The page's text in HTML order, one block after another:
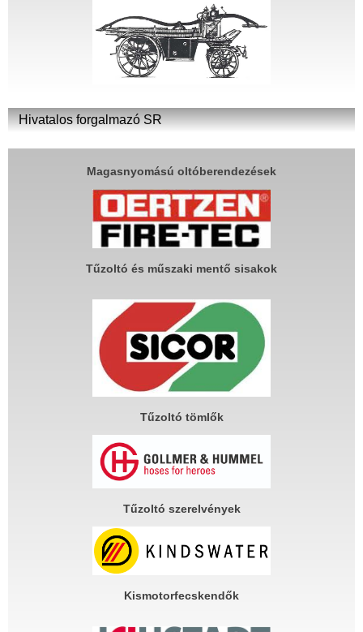
Hivatalos forgalmazó SR
Magasnyomású oltóberendezések
Tűzoltó és műszaki mentő sisakok
Tűzoltó tömlők
Tűzoltó szerelvények
Kismotorfecskendők